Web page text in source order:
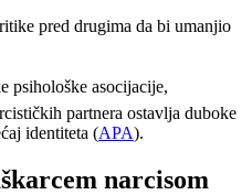
pred drugima da bi umanjio
psihološke asocijacije,
partnera ostavlja duboke
identiteta (APA).
narcisom